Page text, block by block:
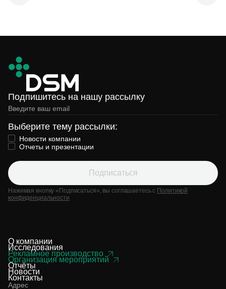
Подпишитесь на нашу рассылку
Выберите тему рассылки:
Новости компании
Отчеты и презентации
Подписаться
Нажимая кнопку «Подписаться», вы соглашаетесь с Политикой
конфиденциальности
О компании
Исследования
Рекламное производство
Организация мероприятий
Отчёты
Новости
Контакты
Адрес